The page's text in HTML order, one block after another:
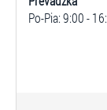
Po-Pia: 9:00 -